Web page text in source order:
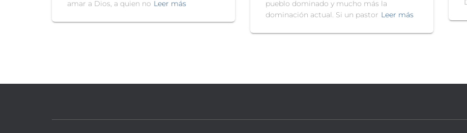
amar a Dios, a quien no Leer más
pueblo dominado y mucho más la
dominación actual. Si un pastor Leer más